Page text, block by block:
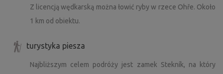
www.zamek-steknik.cz
Szlak chmielowy na zamku Stekník w Žatecku to szlak
uprawy chmielu na tym obszarze, który jest znany jako
Z licencją wędkarską można łowić ryby w rzece Ohře. Około
1 km od obiektu.
turystyka piesza
Najbliższym celem podróży jest zamek Stekník, na który